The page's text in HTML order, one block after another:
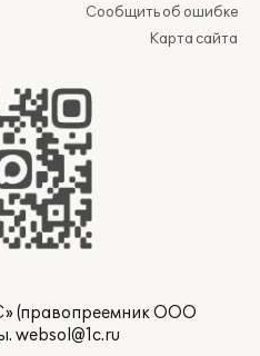
Сообщить об ошибке
Карта сайта
(правопреемник ООО
websol@1c.ru